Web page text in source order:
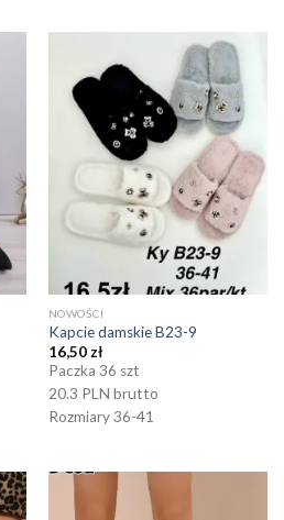
NOWOŚCI
Kapcie damskie B23-9
16,50zł
Paczka 36 szt
20.3 PLN brutto
Rozmiary 36-41